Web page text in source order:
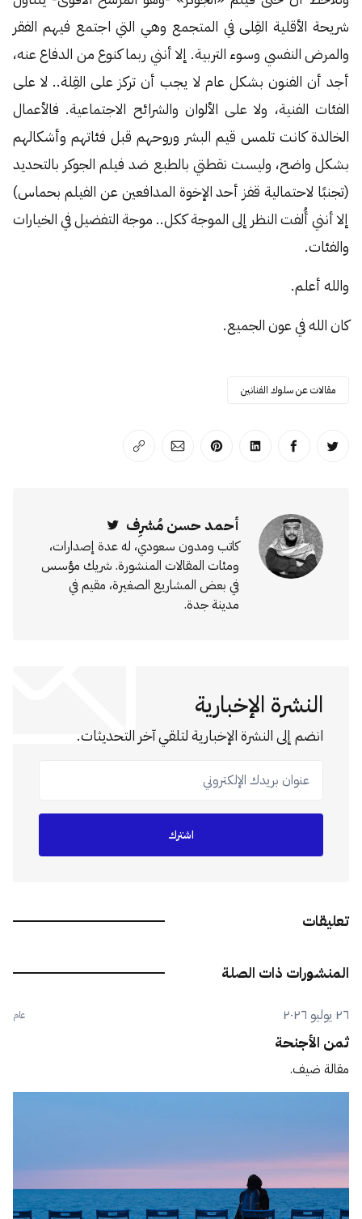
شريحة الأقلية القِلى في المتجمع وهي التي اجتمع فيهم الفقر
والمرض النفسي وسوء التربية. إلا أنني ربما كنوع من الدفاع عنه،
أجد أن الفنون بشكل عام لا يجب أن تركز على القِلة.. لا على
الفئات الفنية، ولا على الألوان والشرائح الاجتماعية. فالأعمال
الخالدة كانت تلمس قيم البشر وروحهم قبل فئاتهم وأشكالهم
بشكل واضح، وليست نقطتي بالطبع ضد فيلم الجوكر بالتحديد
(تجنبًا لاحتمالية قفز أحد الإخوة المدافعين عن الفيلم بحماس)
إلا أنني أُلفت النظر إلى الموجة ككل.. موجة التفضيل في الخيارات
والفئات.
والله أعلم.
كان الله في عون الجميع.
مقالات عن سلوك الفنانين
انشر على تويترانشر على الفيسبوك
انشر على لينكد إن
انشر على بينترست
انشر على الإيميل
انسخ الرابط
أحمد حسن مُشرِف
كاتب ومدون سعودي، له عدة إصدارات،
ومئات المقالات المنشورة. شريك مؤسس
في بعض المشاريع الصغيرة، مقيم في
مدينة جدة.
النشرة الإخبارية
انضم إلى النشرة الإخبارية لتلقي آخر التحديثات.
عنوان بريدك الإلكتروني
اشترك
تعليقات
المنشورات ذات الصلة
٢٦ يوليو ٢٠٢٦ عام
ثمن الأجنحة
مقالة ضيف.